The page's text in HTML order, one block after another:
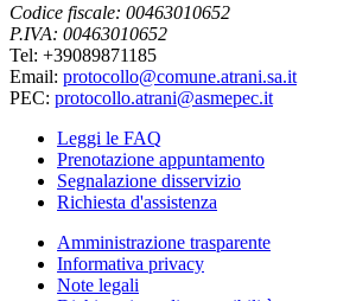
Codice fiscale: 00463010652
P.IVA: 00463010652
Tel: +39089871185
Email: protocollo@comune.atrani.sa.it
PEC: protocollo.atrani@asmepec.it
Leggi le FAQ
Prenotazione appuntamento
Segnalazione disservizio
Richiesta d'assistenza
Amministrazione trasparente
Informativa privacy
Note legali